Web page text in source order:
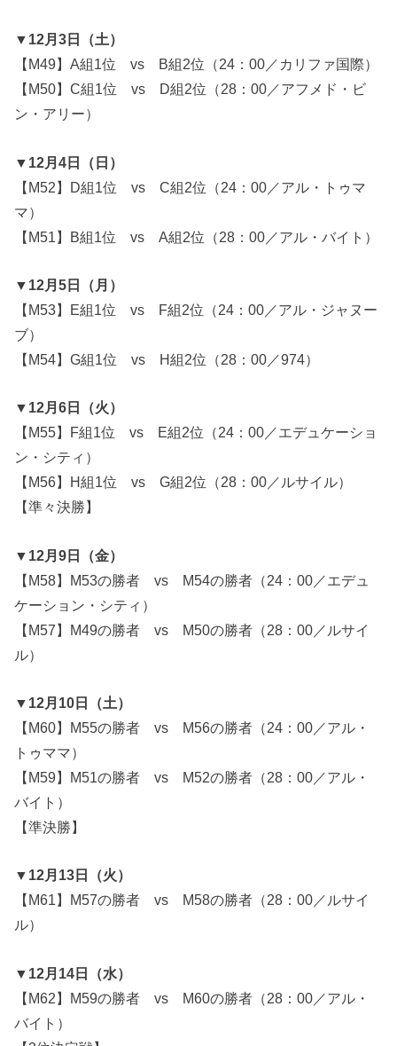
▼12月3日（土）
【M49】A組1位 vs B組2位（24：00／カリファ国際）
【M50】C組1位 vs D組2位（28：00／アフメド・ビ
ン・アリー）
▼12月4日（日）
【M52】D組1位 vs C組2位（24：00／アル・トゥマ
マ）
【M51】B組1位 vs A組2位（28：00／アル・バイト）
▼12月5日（月）
【M53】E組1位 vs F組2位（24：00／アル・ジャヌー
ブ）
【M54】G組1位 vs H組2位（28：00／974）
▼12月6日（火）
【M55】F組1位 vs E組2位（24：00／エデュケーショ
ン・シティ）
【M56】H組1位 vs G組2位（28：00／ルサイル）
【準々決勝】
▼12月9日（金）
【M58】M53の勝者 vs M54の勝者（24：00／エデュ
ケーション・シティ）
【M57】M49の勝者 vs M50の勝者（28：00／ルサイ
ル）
▼12月10日（土）
【M60】M55の勝者 vs M56の勝者（24：00／アル・
トゥママ）
【M59】M51の勝者 vs M52の勝者（28：00／アル・
バイト）
【準決勝】
▼12月13日（火）
【M61】M57の勝者 vs M58の勝者（28：00／ルサイ
ル）
▼12月14日（水）
【M62】M59の勝者 vs M60の勝者（28：00／アル・
バイト）